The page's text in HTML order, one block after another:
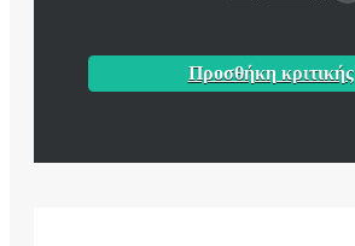
Προσθήκη κριτικής